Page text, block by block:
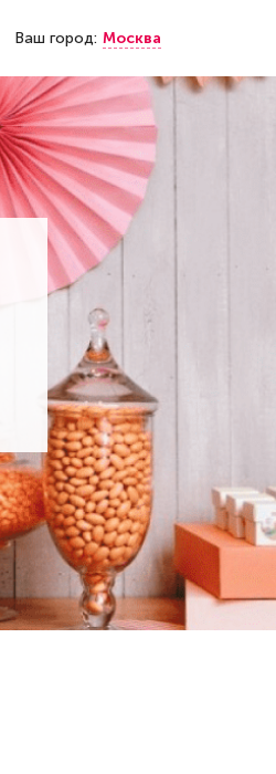
Ваш город: Москва